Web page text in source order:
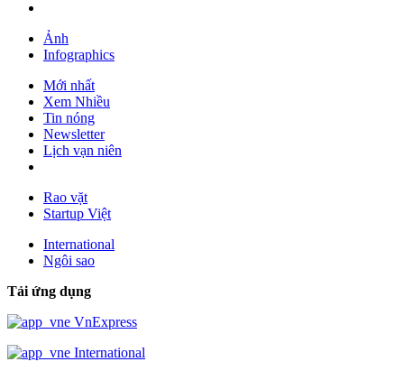
Ảnh
Infographics
Mới nhất
Xem Nhiều
Tin nóng
Newsletter
Lịch vạn niên
Rao vặt
Startup Việt
International
Ngôi sao
Tải ứng dụng
VnExpress
International